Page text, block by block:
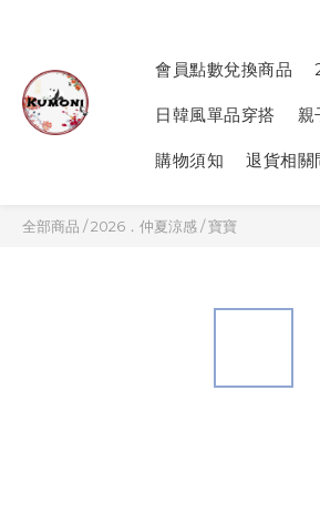
會員點數兌換商品
日韓風單品穿搭 親
購物須知 退貨相關
全部商品 /2026．仲夏涼感/寶寶